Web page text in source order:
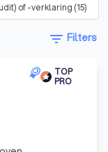
of -verklaring (15)
filter_list Filters
TOP
PRO